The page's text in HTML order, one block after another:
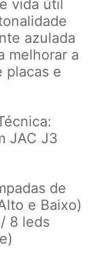
vida útil
azulada
melhorar a
placas e
JAC J3
de
e Baixo)
8 leds